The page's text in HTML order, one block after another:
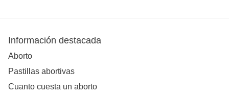
Información destacada
Aborto
Pastillas abortivas
Cuanto cuesta un aborto